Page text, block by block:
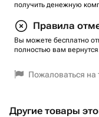
получить денежную
Правила
Вы можете бесплатно
полностью вам
Пожаловаться на
Другие товары